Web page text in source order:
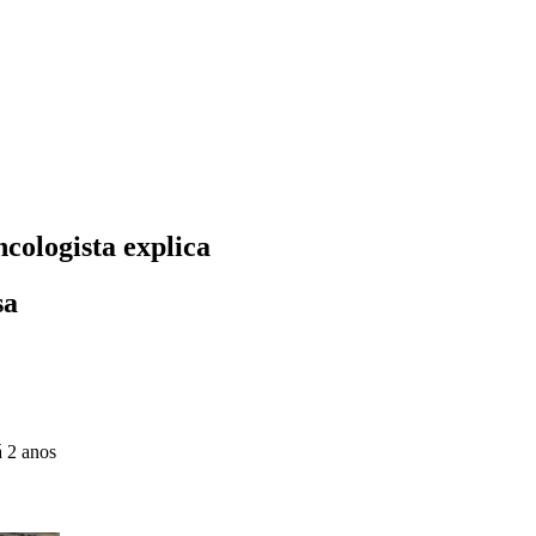
explica
2 anos